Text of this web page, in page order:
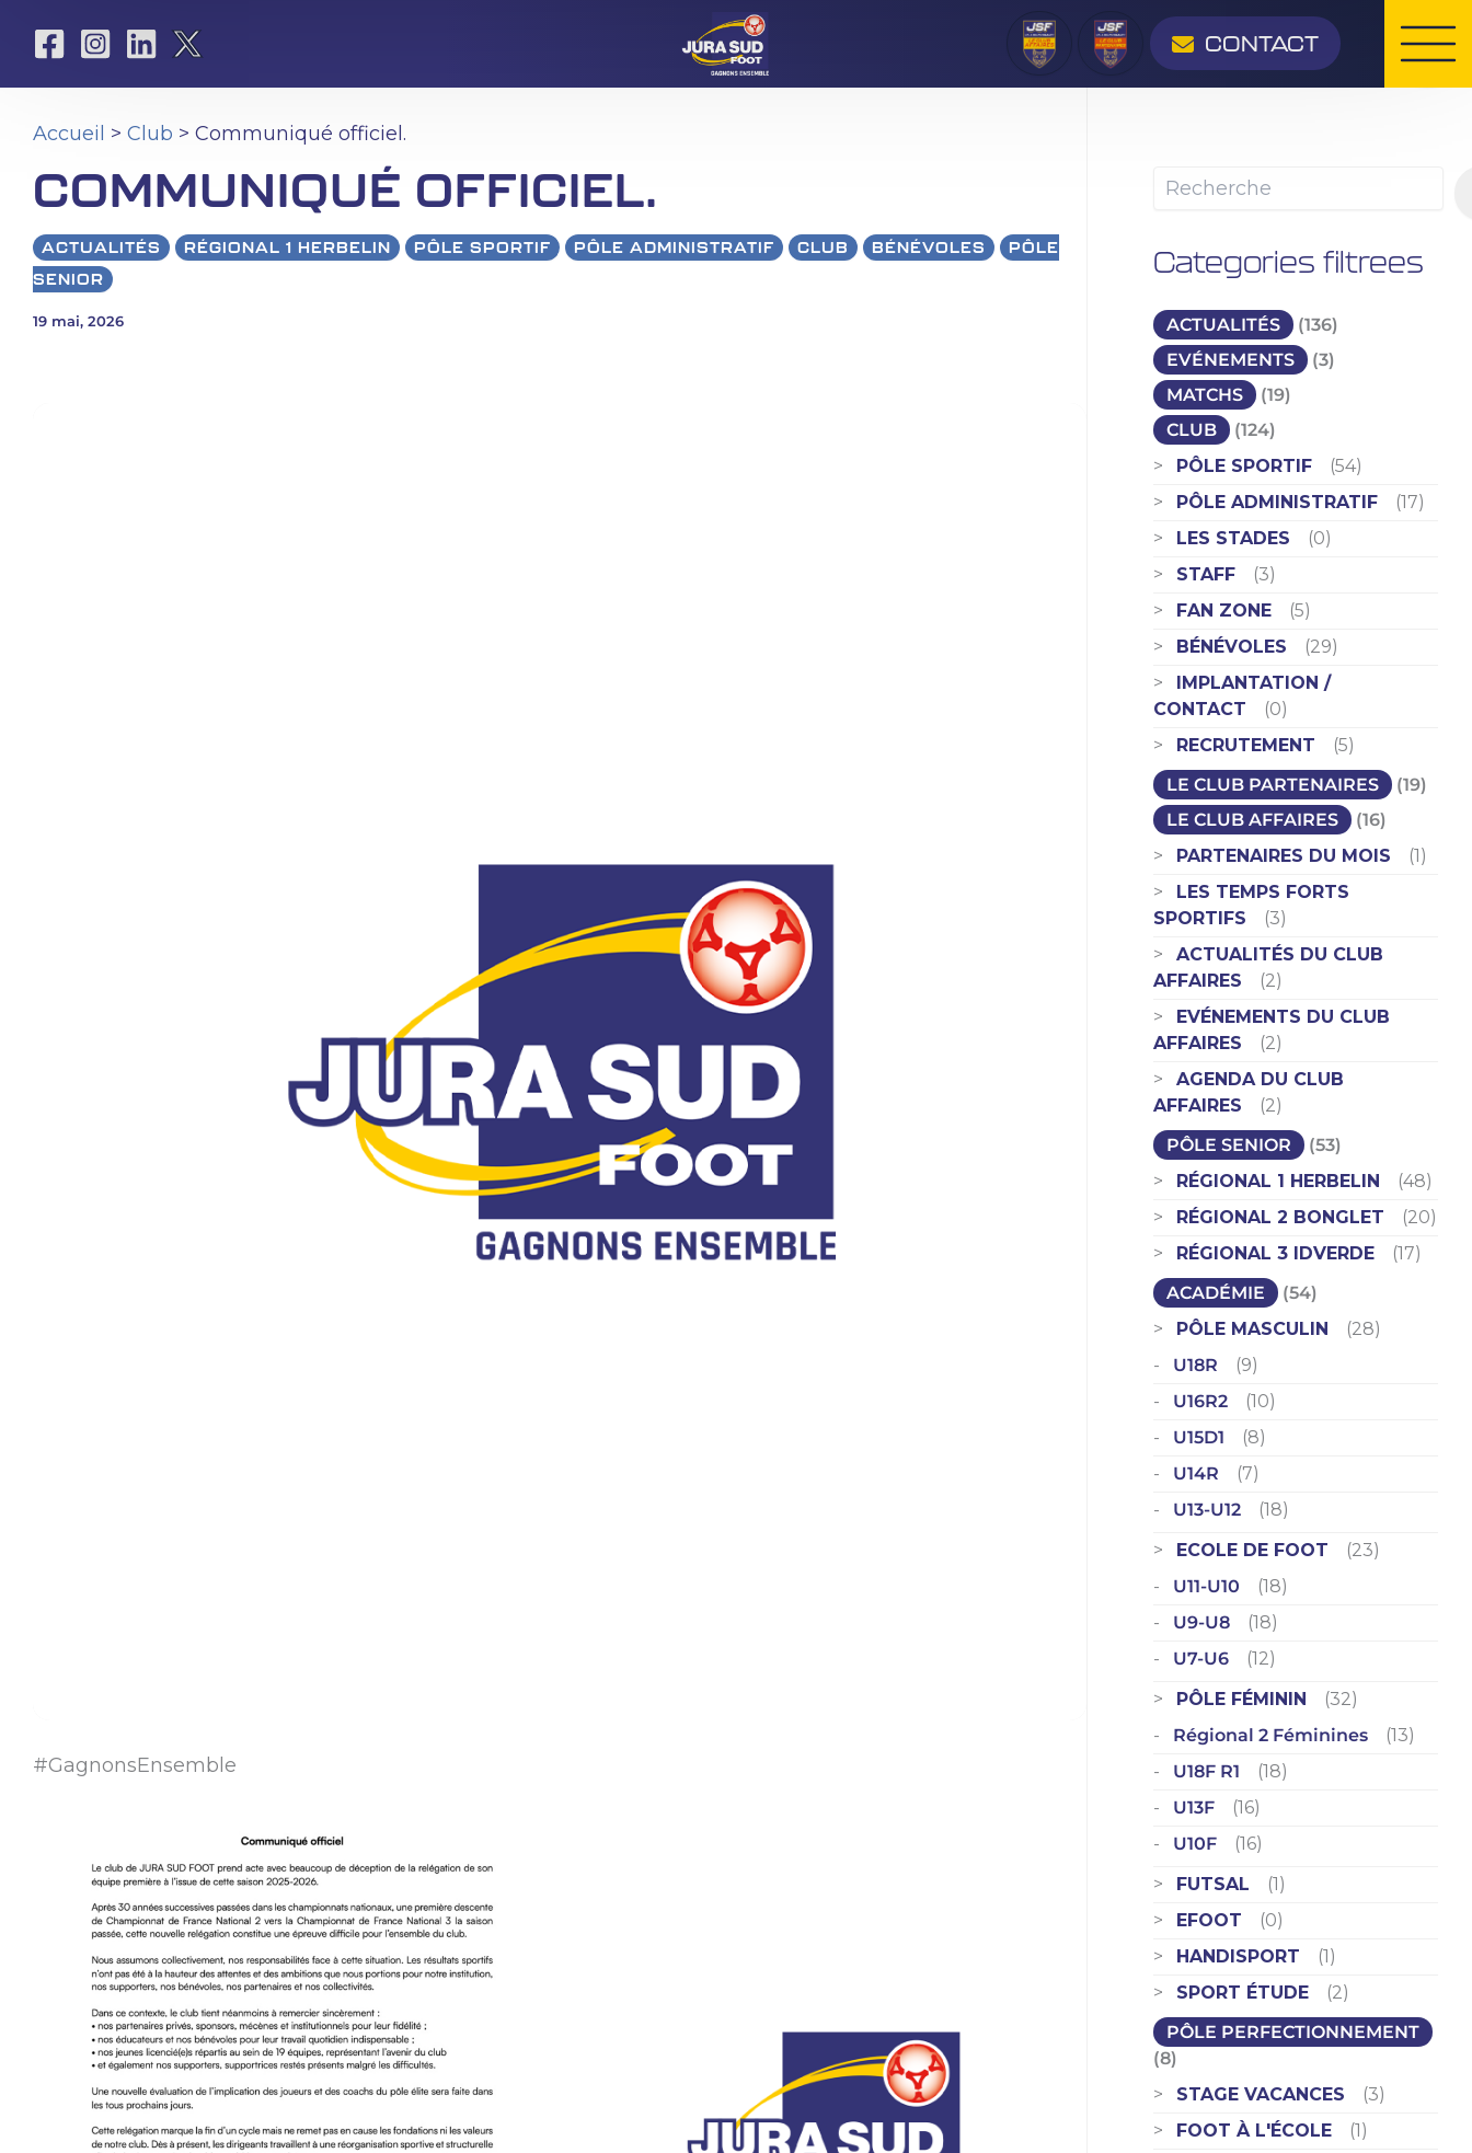
CONTACT
Accueil > Club > Communiqué officiel.
COMMUNIQUÉ OFFICIEL.
ACTUALITÉS RÉGIONAL 1 HERBELIN PÔLE SPORTIF PÔLE ADMINISTRATIF CLUB BÉNÉVOLES
PÔLE
SENIOR
19 mai, 2026
#GagnonsEnsemble
Categories filtrees
ACTUALITÉS
(136)
EVÉNEMENTS
(3)
MATCHS
(19)
CLUB
(124)
PÔLE SPORTIF
(54)
PÔLE ADMINISTRATIF
(17)
LES STADES
(0)
STAFF
(3)
FAN ZONE
(5)
BÉNÉVOLES
(29)
IMPLANTATION /
CONTACT
(0)
RECRUTEMENT
(5)
LE CLUB PARTENAIRES
(19)
LE CLUB AFFAIRES
(16)
PARTENAIRES DU MOIS
(1)
LES TEMPS FORTS
SPORTIFS
(3)
ACTUALITÉS DU CLUB
AFFAIRES
(2)
EVÉNEMENTS DU CLUB
AFFAIRES
(2)
AGENDA DU CLUB
AFFAIRES
(2)
PÔLE SENIOR
(53)
RÉGIONAL 1 HERBELIN
(48)
RÉGIONAL 2 BONGLET
(20)
RÉGIONAL 3 IDVERDE
(17)
ACADÉMIE
(54)
PÔLE MASCULIN
(28)
U18R
(9)
U16R2
(10)
U15D1
(8)
U14R
(7)
U13-U12
(18)
ECOLE DE FOOT
(23)
U11-U10
(18)
U9-U8
(18)
U7-U6
(12)
PÔLE FÉMININ
(32)
Régional 2 Féminines
(13)
U18F R1
(18)
U13F
(16)
U10F
(16)
FUTSAL
(1)
EFOOT
(0)
HANDISPORT
(1)
SPORT ÉTUDE
(2)
PÔLE PERFECTIONNEMENT
(8)
STAGE VACANCES
(3)
FOOT À L'ÉCOLE
(1)